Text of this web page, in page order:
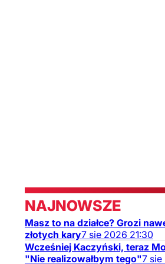
NAJNOWSZE
Masz to na działce? Grozi
złotych kary7 sie 2026 21:30
Wcześniej Kaczyński, teraz
"Nie realizowałbym tego"7 sie